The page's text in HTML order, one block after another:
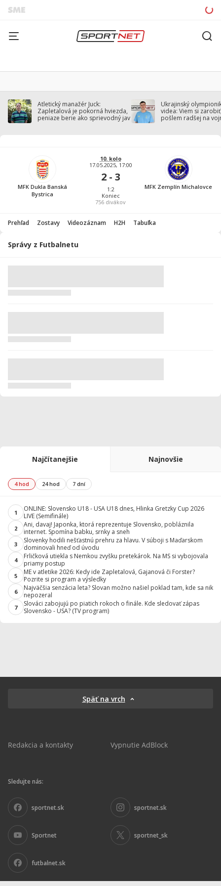
Atletický manažér Juck:
Zapletalová je pokorná hviezda,
peniaze berie ako sprievodný jav
Ukrajinský
videa: Viem si
pošlem radšej na
MFK Dukla Banská
Bystrica
10. kolo
17.05.2025, 17:00
2 - 3
1:2
Koniec
756 divákov
MFK Zemplín Michalovce
Prehľad Zostavy Videozáznam H2H Tabuľka
Správy z Futbalnetu
Najčítanejšie Najnovšie
4 hod 24 hod 7 dní
1
ONLINE: Slovensko U18 - USA U18 dnes, Hlinka Gretzky Cup 2026
LIVE (Semifinále)
2
Ani, davaj! Japonka, ktorá reprezentuje Slovensko, pobláznila
internet. Spomína babku, srnky a sneh
3
Slovenky hodili nešťastnú prehru za hlavu. V súboji s Maďarskom
dominovali hneď od úvodu
4
Frličková utiekla s Nemkou zvyšku pretekárok. Na MS si vybojovala
priamy postup
5
ME v atletike 2026: Kedy ide Zapletalová, Gajanová či Forster?
Pozrite si program a výsledky
6
Najväčšia senzácia leta? Slovan možno našiel poklad tam, kde sa nik
nepozeral
7
Slováci zabojujú po piatich rokoch o finále. Kde sledovať zápas
Slovensko - USA? (TV program)
Späť na vrch
Redakcia a kontakty Vypnutie AdBlock
Sledujte nás:
sportnet.sk sportnet.sk
Sportnet sportnet_sk
futbalnet.sk